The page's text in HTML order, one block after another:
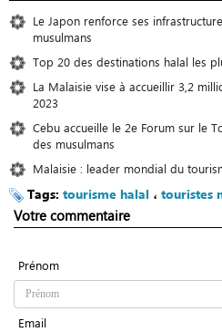
Le Japon renforce ses
musulmans
Top 20 des destinations halal les
La Malaisie vise à accueillir 3,2
2023
Cebu accueille le 2e Forum sur le
des musulmans
Malaisie : leader mondial du
Tags: tourisme halal ، touristes
Votre commentaire
Prénom
Email